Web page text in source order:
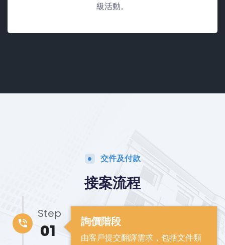
級活動。
交件及付款
接案流程
詢價階段
由客戶提交翻譯需求，包括文件類
Step
01